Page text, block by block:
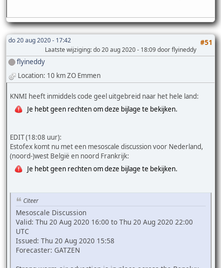
do 20 aug 2020 - 17:42 #51
Laatste wijziging: do 20 aug 2020 - 18:09 door flyineddy
flyineddy
Location: 10 km ZO Emmen
KNMI heeft inmiddels code geel uitgebreid naar het hele land:
Je hebt geen rechten om deze bijlage te bekijken.
EDIT (18:08 uur):
Estofex komt nu met een mesoscale discussion voor Nederland,
(noord-)west België en noord Frankrijk:
Je hebt geen rechten om deze bijlage te bekijken.
Citeer
Mesoscale Discussion
Valid: Thu 20 Aug 2020 16:00 to Thu 20 Aug 2020 22:00
UTC
Issued: Thu 20 Aug 2020 15:58
Forecaster: GATZEN